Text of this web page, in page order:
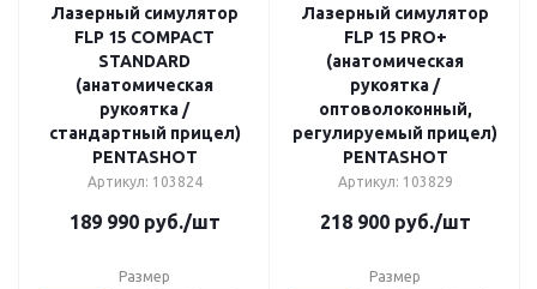
Лазерный симулятор
FLP 15 COMPACT
STANDARD
(анатомическая
рукоятка /
стандартный прицел)
PENTASHOT
Артикул: 103824
189 990руб./шт
Размер
Лазерный симулятор
FLP 15 PRO+
(анатомическая
рукоятка /
оптоволоконный,
регулируемый прицел)
PENTASHOT
Артикул: 103829
218 900руб./шт
Размер